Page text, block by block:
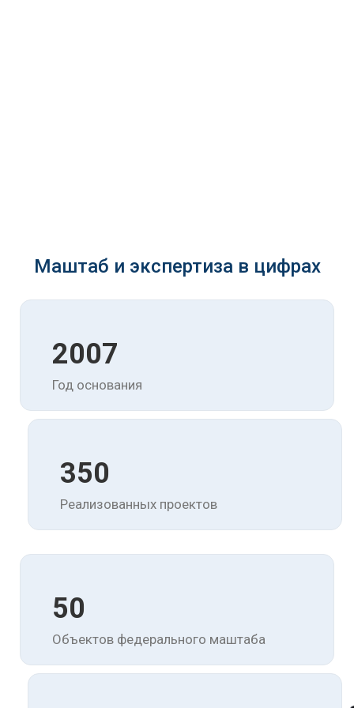
Маштаб и экспертиза в цифрах
2007
Год основания
350
Реализованных проектов
50
Объектов федерального маштаба